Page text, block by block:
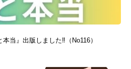
当』出版しました‼（No116）